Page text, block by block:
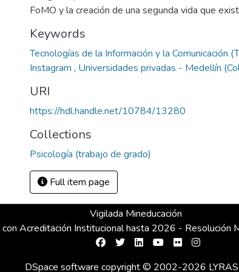
FoMO y la creación de una segunda vida que
Keywords
Tecnologías de la Información y la Comunicación
Instagram , Universidades privadas - Medellín
URI
https://hdl.handle.net/10784/13280
Collections
Psicología (trabajo de grado)
Full item page
Vigilada Mineducación
con Acreditación Institucional hasta 2026 -
DSpace software copyright © 2002-2026